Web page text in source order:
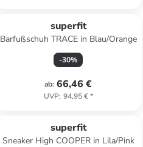
superfit
Barfußschuh TRACE in Blau/Orange
-30%
ab: 66,46 €
UVP: 94,95 €*
superfit
Sneaker High COOPER in Lila/Pink